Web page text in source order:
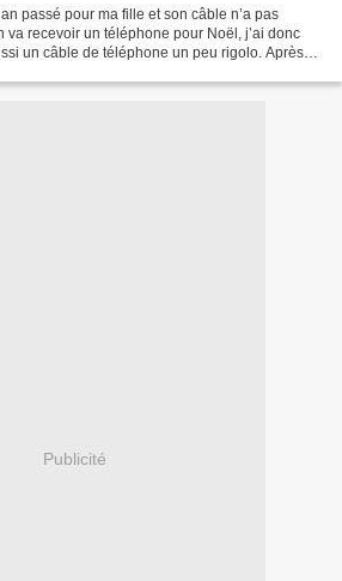
passé pour ma fille et son câble n’a pas
va recevoir un téléphone pour Noël, j’ai donc
un câble de téléphone un peu rigolo. Après
Publicité